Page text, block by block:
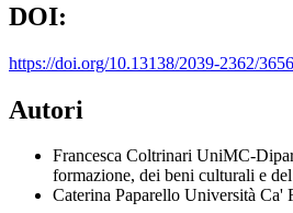
DOI:
https://doi.org/10.13138/2039-2362/3656
Autori
Francesca Coltrinari UniMC-
formazione, dei beni culturali e
Caterina Paparello Università Ca'